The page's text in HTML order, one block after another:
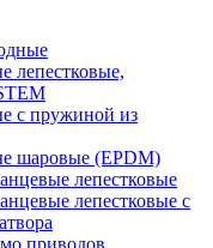
лепестковые,
с пружиной из
шаровые (EPDM)
лепестковые
лепестковые с
приводов